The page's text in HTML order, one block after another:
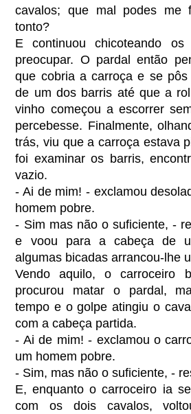
cavalos; que mal podes me
tonto?
E continuou chicoteando
preocupar. O pardal então
que cobria a carroça e se
de um dos barris até que a
vinho começou a escorrer
percebesse. Finalmente,
trás, viu que a carroça estava
foi examinar os barris,
vazio.
- Ai de mim! - exclamou
homem pobre.
- Sim mas não o suficiente, -
e voou para a cabeça de
algumas bicadas arrancou-lhe
Vendo aquilo, o carroceiro
procurou matar o pardal,
tempo e o golpe atingiu o
com a cabeça partida.
- Ai de mim! - exclamou o
um homem pobre.
- Sim, mas não o suficiente, -
E, enquanto o carroceiro ia
com os dois cavalos,